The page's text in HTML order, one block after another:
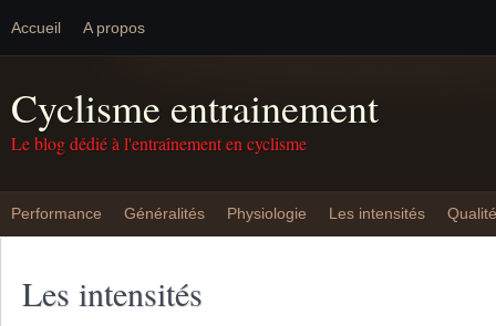
Accueil A propos
Cyclisme entrainement
Le blog dédié à l'entraînement en cyclisme
Performance Généralités Physiologie Les intensités
Les intensités